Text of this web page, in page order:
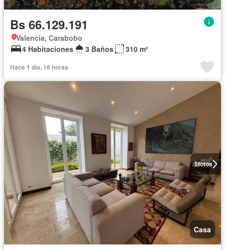
Bs 66.129.191
Valencia, Carabobo
4 Habitaciones
3 Baños 310 m²
Hace 1 día, 18 horas
5fotos
Casa